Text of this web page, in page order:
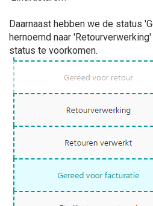
Daarnaast hebben we de status
hernoemd naar
status te voorkomen.